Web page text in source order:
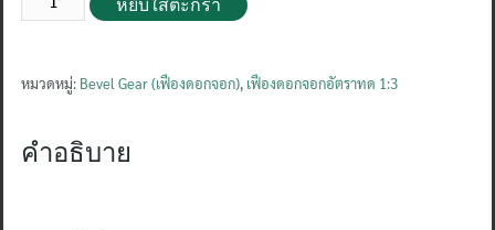
เฟือง
Module
15-
45ฟัน
หยิบใส่ตะกร้า
หมวดหมู่: Bevel Gear (เฟืองดอกจอก), เฟืองดอกจอกอัตราทด 1:3
คำอธิบาย